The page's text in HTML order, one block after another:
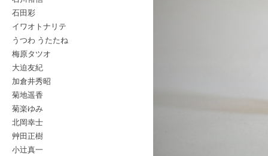
石田彩
イワオトナリテ
うつわ うたたね
梅原タツオ
大迫友紀
加倉井秀昭
菊地遥香
菊楽ゆみ
北岡幸士
艸田正樹
小辻真一